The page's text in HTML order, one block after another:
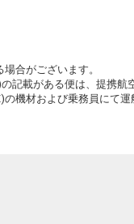
円
合がございます。
記載がある便は、提携
機材および乗務員にて